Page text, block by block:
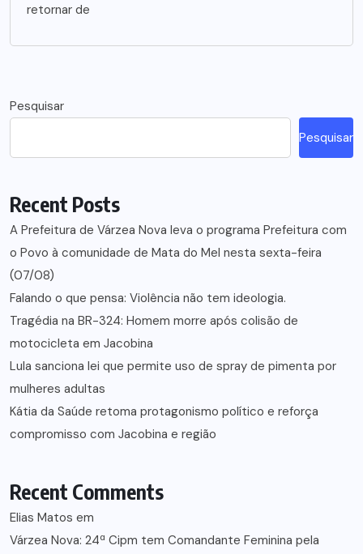
retornar de
Pesquisar
Pesquisar
Recent Posts
A Prefeitura de Várzea Nova leva o programa Prefeitura com
o Povo à comunidade de Mata do Mel nesta sexta-feira
(07/08)
Falando o que pensa: Violência não tem ideologia.
Tragédia na BR-324: Homem morre após colisão de
motocicleta em Jacobina
Lula sanciona lei que permite uso de spray de pimenta por
mulheres adultas
Kátia da Saúde retoma protagonismo político e reforça
compromisso com Jacobina e região
Recent Comments
Elias Matos em
Várzea Nova: 24ª Cipm tem Comandante Feminina pela